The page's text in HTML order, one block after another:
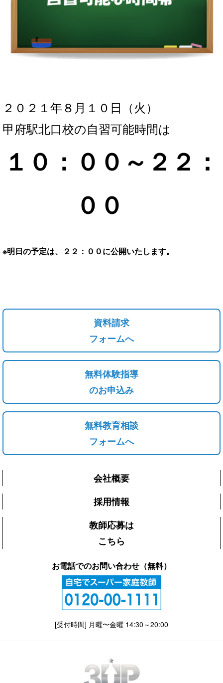
２０２１年８月１０ 日（火）
甲府駅北口校の自習可能時間は
１０：００～２２：
０ ０
※明日の予定は、２２：００に公開いたします。
資料請求
フォームへ
無料体験指導
のお申込み
無料教育相談
フォームへ
会社概要
採用情報
教師応募は
こちら
お電話でのお問い合わせ（無料）
[受付時間] 月曜〜金曜 14:30～20:00